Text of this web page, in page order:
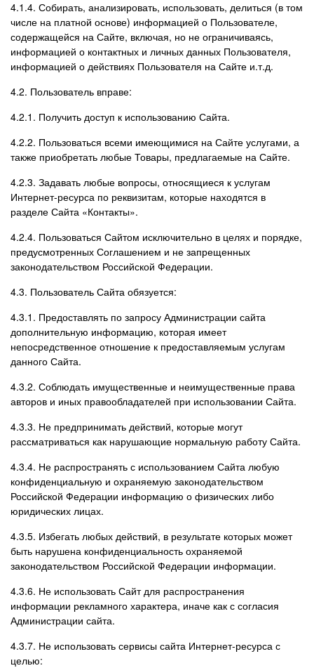
4.1.4. Собирать, анализировать, использовать, делиться (в том
числе на платной основе) информацией о Пользователе,
содержащейся на Сайте, включая, но не ограничиваясь,
информацией о контактных и личных данных Пользователя,
информацией о действиях Пользователя на Сайте и.т.д.
4.2. Пользователь вправе:
4.2.1. Получить доступ к использованию Сайта.
4.2.2. Пользоваться всеми имеющимися на Сайте услугами, а
также приобретать любые Товары, предлагаемые на Сайте.
4.2.3. Задавать любые вопросы, относящиеся к услугам
Интернет-ресурса по реквизитам, которые находятся в
разделе Сайта «Контакты».
4.2.4. Пользоваться Сайтом исключительно в целях и порядке,
предусмотренных Соглашением и не запрещенных
законодательством Российской Федерации.
4.3. Пользователь Сайта обязуется:
4.3.1. Предоставлять по запросу Администрации сайта
дополнительную информацию, которая имеет
непосредственное отношение к предоставляемым услугам
данного Сайта.
4.3.2. Соблюдать имущественные и неимущественные права
авторов и иных правообладателей при использовании Сайта.
4.3.3. Не предпринимать действий, которые могут
рассматриваться как нарушающие нормальную работу Сайта.
4.3.4. Не распространять с использованием Сайта любую
конфиденциальную и охраняемую законодательством
Российской Федерации информацию о физических либо
юридических лицах.
4.3.5. Избегать любых действий, в результате которых может
быть нарушена конфиденциальность охраняемой
законодательством Российской Федерации информации.
4.3.6. Не использовать Сайт для распространения
информации рекламного характера, иначе как с согласия
Администрации сайта.
4.3.7. Не использовать сервисы сайта Интернет-ресурса с
целью: